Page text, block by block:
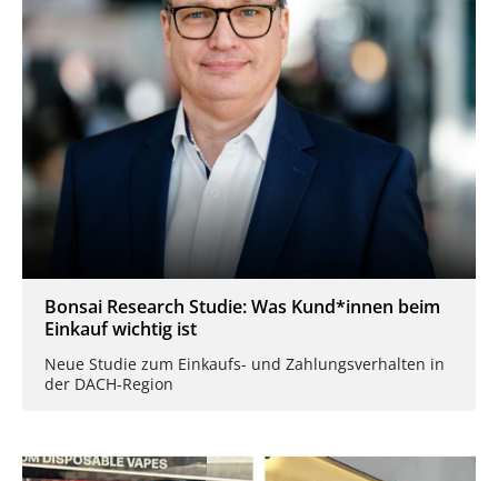
Bonsai Research Studie: Was Kund*innen beim
Einkauf wichtig ist
Neue Studie zum Einkaufs- und Zahlungsverhalten in
der DACH-Region